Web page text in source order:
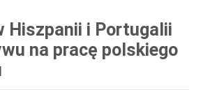
Hiszpanii i Portugalii
na pracę polskiego